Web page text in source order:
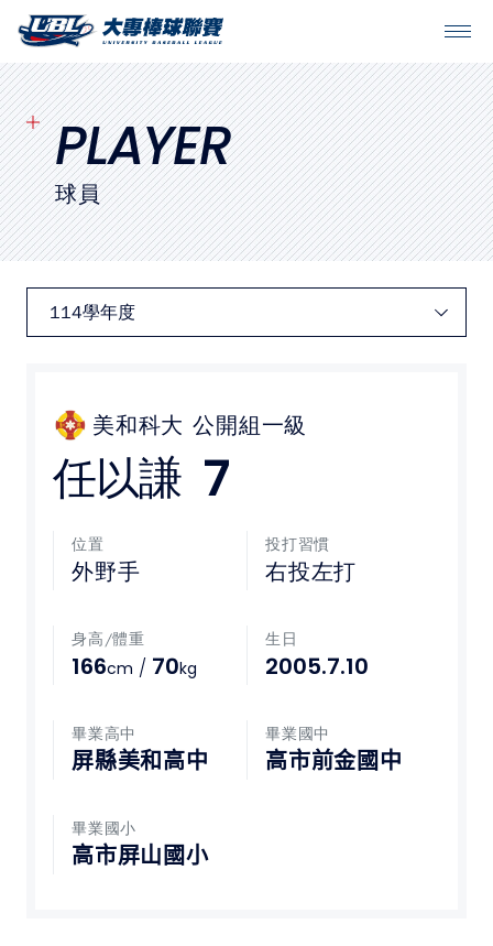
SITEMAP
首頁
球隊戰績
賽程表
球隊與球員
比賽場地
最新消息
下載專區
聯絡我們
隱私權政策
網站使用條款
PLAYER
球員
美和科大 公開組一級
任以謙 7
位置
外野手
投打習慣
右投左打
身高/體重
166cm / 70kg
生日
2005.7.10
畢業高中
屏縣美和高中
畢業國中
高市前金國中
畢業國小
高市屏山國小